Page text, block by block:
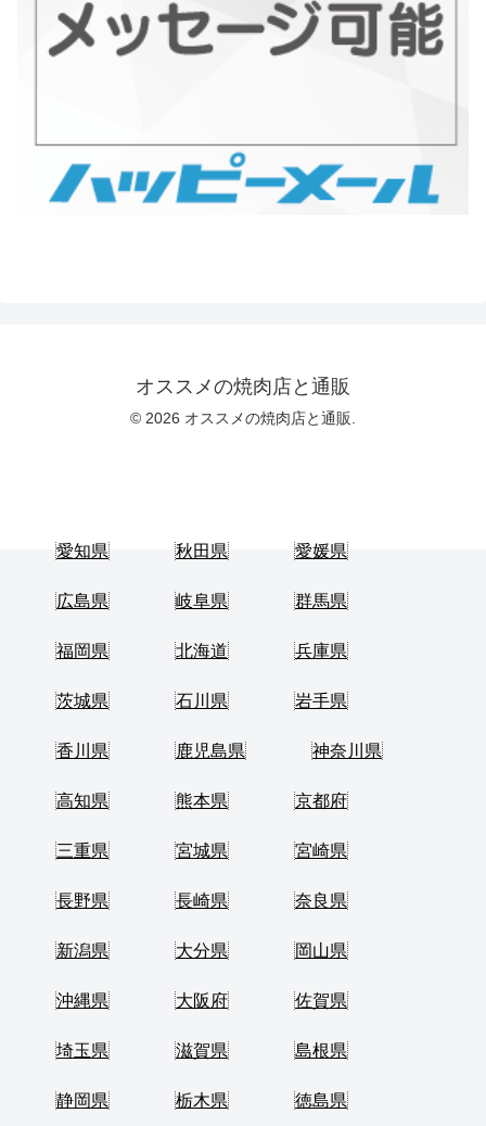
オススメの焼肉店と通販
© 2026 オススメの焼肉店と通販.
愛知県 秋田県 愛媛県
広島県 岐阜県 群馬県
福岡県 北海道 兵庫県
茨城県 石川県 岩手県
香川県 鹿児島県 神奈川県
高知県 熊本県 京都府
三重県 宮城県 宮崎県
長野県 長崎県 奈良県
新潟県 大分県 岡山県
沖縄県 大阪府 佐賀県
埼玉県 滋賀県 島根県
静岡県 栃木県 徳島県